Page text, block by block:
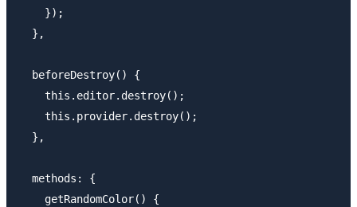
    });
  },
  beforeDestroy() {
    this.editor.destroy();
    this.provider.destroy();
  },
  methods: {
    getRandomColor() {